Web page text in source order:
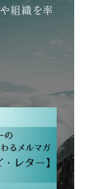
組織を率